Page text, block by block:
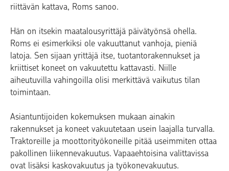
riittävän kattava, Roms sanoo.
Hän on itsekin maatalousyrittäjä päivätyönsä ohella.
Roms ei esimerkiksi ole vakuuttanut vanhoja, pieniä
latoja. Sen sijaan yrittäjä itse, tuotantorakennukset ja
kriittiset koneet on vakuutettu kattavasti. Niille
aiheutuvilla vahingoilla olisi merkittävä vaikutus tilan
toimintaan.
Asiantuntijoiden kokemuksen mukaan ainakin
rakennukset ja koneet vakuutetaan usein laajalla turvalla.
Traktoreille ja moottorityökoneille pitää useimmiten ottaa
pakollinen liikennevakuutus. Vapaaehtoisina valittavissa
ovat lisäksi kaskovakuutus ja työkonevakuutus.